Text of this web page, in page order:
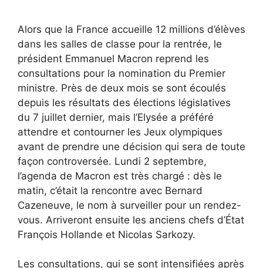
Alors que la France accueille 12 millions d’élèves
dans les salles de classe pour la rentrée, le
président Emmanuel Macron reprend les
consultations pour la nomination du Premier
ministre. Près de deux mois se sont écoulés
depuis les résultats des élections législatives
du 7 juillet dernier, mais l’Elysée a préféré
attendre et contourner les Jeux olympiques
avant de prendre une décision qui sera de toute
façon controversée. Lundi 2 septembre,
l’agenda de Macron est très chargé : dès le
matin, c’était la rencontre avec Bernard
Cazeneuve, le nom à surveiller pour un rendez-
vous. Arriveront ensuite les anciens chefs d’État
François Hollande et Nicolas Sarkozy.
Les consultations, qui se sont intensifiées après